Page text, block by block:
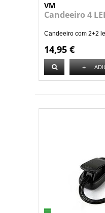
VM
Candeeiro 4
Candeeiro com 2+2
14,95 €
+